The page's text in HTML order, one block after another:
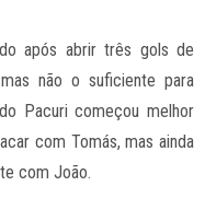
após abrir três gols de
não o suficiente para
Pacuri começou melhor
com Tomás, mas ainda
com João.